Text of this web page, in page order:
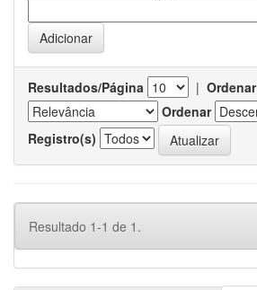
Resultados/Página |
Ordenar
Registro(s)
Resultado 1-1 de 1.